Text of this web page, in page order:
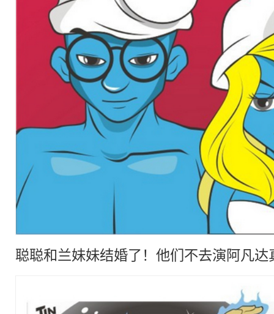
聪聪和兰妹妹结婚了！他们不去演阿凡达